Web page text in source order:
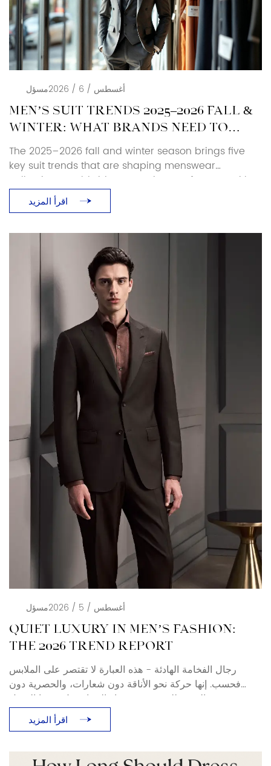
أغسطس / 6 / 2026 مسؤل
MEN’S SUIT TRENDS 2025–2026 FALL &
WINTER: WHAT BRANDS NEED TO
KNOW
The 2025–2026 fall and winter season brings five
key suit trends that are shaping menswear
collections worldwide. As a suit manufacturer with
over 25 years of production experience, Baoxiniao
breaks down each trend with specific sourcing and
production-ready decisions. Luxury and Retro […]
اقرأ المزيد
أغسطس / 5 / 2026 مسؤل
QUIET LUXURY IN MEN’S FASHION:
THE 2026 TREND REPORT
رجال الفخامة الهادئة - هذه العبارة لا تقتصر على الملابس
فحسب. إنها حركة نحو الأناقة دون شعارات، والحصرية دون
بهرجة. بالنسبة للمشترين وخبراء الصناعة، يُعيد هذا التحول
تعريف معنى الملابس الرسمية والملابس الرجالية الفاخرة في
عامي 2025 و2026. ما هي الفخامة الهادئة؟ صيحة الفخامة
ليست جديدة، ولكن [...]
اقرأ المزيد